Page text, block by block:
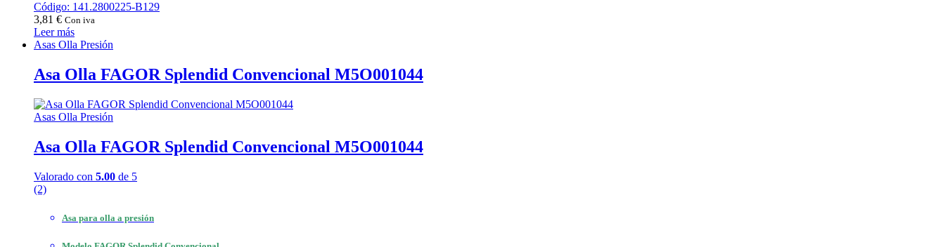
Código: 141.2800225-B129
3,81 € Con iva
Leer más
Asas Olla Presión
Asa Olla FAGOR Splendid Convencional M5O001044
Asas Olla Presión
Asa Olla FAGOR Splendid Convencional M5O001044
Valorado con 5.00 de 5
(2)
Asa para olla a presión